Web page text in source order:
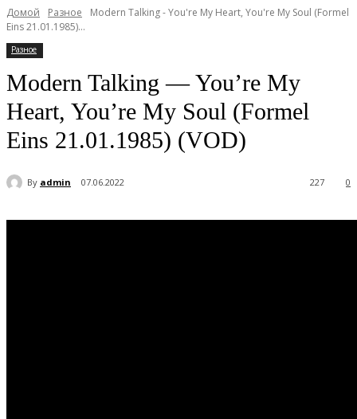
Домой Разное
Modern Talking - You're My Heart, You're My Soul (Formel
Eins 21.01.1985)...
Разное
Modern Talking — You’re My
Heart, You’re My Soul (Formel
Eins 21.01.1985) (VOD)
By admin 07.06.2022 0
227